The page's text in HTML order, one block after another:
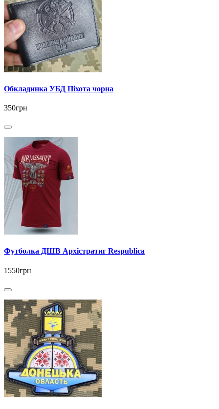
Обкладинка УБД Піхота чорна
350грн
Футболка ДШВ Архістратиг Respublica
1550грн